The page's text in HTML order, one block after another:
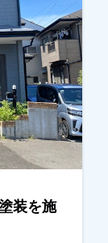
で外壁塗
らでも大丈
ん無料で
お待ちして
装を施